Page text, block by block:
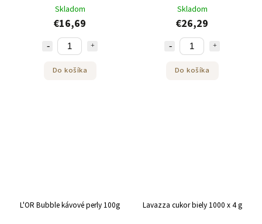
Skladom
€16,69
Do košíka
Skladom
€26,29
Do košíka
L'OR Bubble kávové perly 100g Lavazza cukor biely 1000 x 4 g